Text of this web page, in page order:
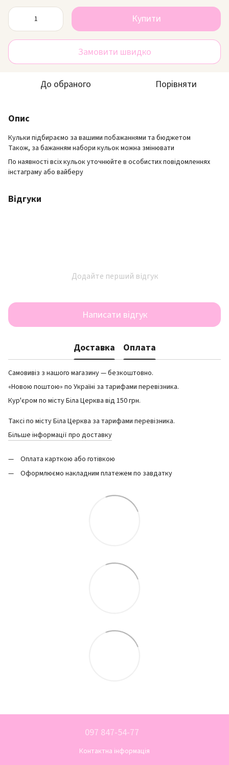
Купити
Замовити швидко
До обраного Порівняти
Опис
Кульки підбираємо за вашими побажаннями та бюджетом
Також, за бажанням набори кульок можна змінювати
По наявності всіх кульок уточнюйте в особистих повідомленнях
інстаграму або вайберу
Відгуки
Додайте перший відгук
Написати відгук
Доставка Оплата
Самовивіз з нашого магазину — безкоштовно.
«Новою поштою» по Україні за тарифами перевізника.
Кур'єром по місту Біла Церква від 150 грн.
Таксі по місту Біла Церква за тарифами перевізника.
Більше інформації про доставку
Оплата карткою або готівкою
Оформлюємо накладним платежем по завдатку
097 847-54-77
Контактна інформація